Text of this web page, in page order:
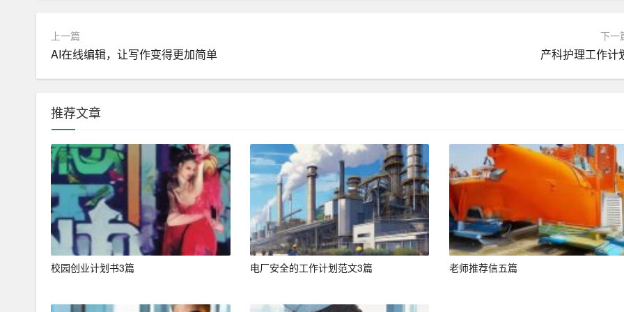
3. 学习能力：我具有较强的学习能力，能够迅速掌握新知识、新技能，不断提升自己的综合素质。
4. 适应能力：我具备较强的适应能力，能够迅速适应各种工作环境，胜任不同岗位的工作。
四、实习经历
在大学期间，我曾在一家知名旅行社实习，担任旅游顾问一职。实习期间，我积极参与团队协作，为客户提供专
业的旅游咨询和服务，赢得了客户的信任和好评。通过实习，我深刻了解了旅游行业的工作流程，提高了自己的
业务能力。
五、求职意向
我希望能够在贵单位实习或工作，担任旅游管理相关岗位。我相信，凭借我的专业素养和敬业精神，一定能够为
贵单位的发展做出贡献。
上一篇
AI在线编辑，让写作变得更加简单
下一
产科护理工作计
推荐文章
校园创业计划书3篇 电厂安全的工作计划范文3篇 老师推荐信五篇